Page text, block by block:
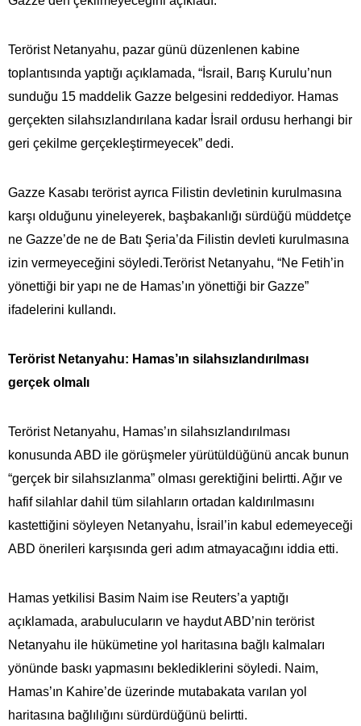
Terörist Netanyahu, pazar günü düzenlenen kabine
toplantısında yaptığı açıklamada, “İsrail, Barış Kurulu’nun
sunduğu 15 maddelik Gazze belgesini reddediyor. Hamas
gerçekten silahsızlandırılana kadar İsrail ordusu herhangi bir
geri çekilme gerçekleştirmeyecek” dedi.
Gazze Kasabı terörist ayrıca Filistin devletinin kurulmasına
karşı olduğunu yineleyerek, başbakanlığı sürdüğü müddetçe
ne Gazze’de ne de Batı Şeria’da Filistin devleti kurulmasına
izin vermeyeceğini söyledi.Terörist Netanyahu, “Ne Fetih’in
yönettiği bir yapı ne de Hamas’ın yönettiği bir Gazze”
ifadelerini kullandı.
Terörist Netanyahu: Hamas’ın silahsızlandırılması
gerçek olmalı
Terörist Netanyahu, Hamas’ın silahsızlandırılması
konusunda ABD ile görüşmeler yürütüldüğünü ancak bunun
“gerçek bir silahsızlanma” olması gerektiğini belirtti. Ağır ve
hafif silahlar dahil tüm silahların ortadan kaldırılmasını
kastettiğini söyleyen Netanyahu, İsrail’in kabul edemeyeceği
ABD önerileri karşısında geri adım atmayacağını iddia etti.
Hamas yetkilisi Basim Naim ise Reuters’a yaptığı
açıklamada, arabulucuların ve haydut ABD’nin terörist
Netanyahu ile hükümetine yol haritasına bağlı kalmaları
yönünde baskı yapmasını beklediklerini söyledi. Naim,
Hamas’ın Kahire’de üzerinde mutabakata varılan yol
haritasına bağlılığını sürdürdüğünü belirtti.